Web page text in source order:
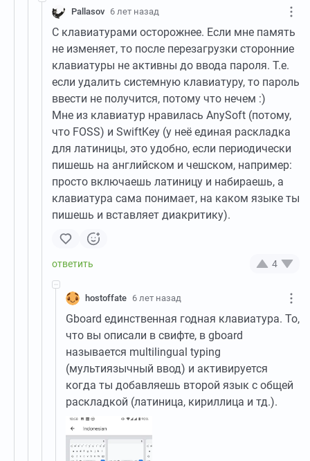
Pallasov 6 лет назад
С клавиатурами осторожнее. Если мне память
не изменяет, то после перезагрузки сторонние
клавиатуры не активны до ввода пароля. Т.е.
если удалить системную клавиатуру, то пароль
ввести не получится, потому что нечем :)
Мне из клавиатур нравилась AnySoft (потому,
что FOSS) и SwiftKey (у неё единая раскладка
для латиницы, это удобно, если периодически
пишешь на английском и чешском, например:
просто включаешь латиницу и набираешь, а
клавиатура сама понимает, на каком языке ты
пишешь и вставляет диакритику).
4
hostoffate 6 лет назад
Gboard единственная годная клавиатура. То,
что вы описали в свифте, в gboard
называется multilingual typing
(мультиязычный ввод) и активируется
когда ты добавляешь второй язык с общей
раскладкой (латиница, кириллица и тд.).